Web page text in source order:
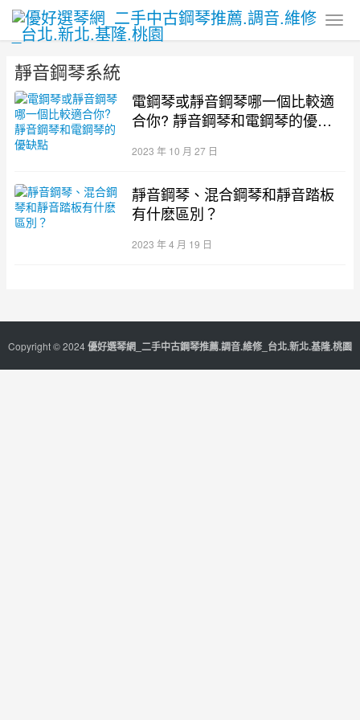
靜音鋼琴系統
電鋼琴或靜音鋼琴哪一個比較適
合你? 靜音鋼琴和電鋼琴的優缺
2023 年 10 月 27 日
靜音鋼琴、混合鋼琴和靜音踏板
有什麽區別？
2023 年 4 月 19 日
Copyright © 2024優好選琴網_二手中古鋼琴推薦.調音.維修_台北.新北.基隆.桃園